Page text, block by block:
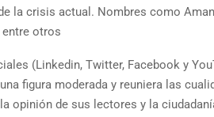
la crisis actual. Nombres como
entre otros
(Linkedin, Twitter, Facebook y
figura moderada y reuniera las
opinión de sus lectores y la